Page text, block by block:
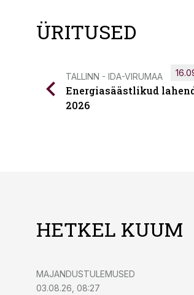
ÜRITUSED
TALLINN - IDA-VIRUMAA
Energiasäästlikud
2026
HETKEL KUUM
MAJANDUSTULEMUSED
03.08.26, 08:27